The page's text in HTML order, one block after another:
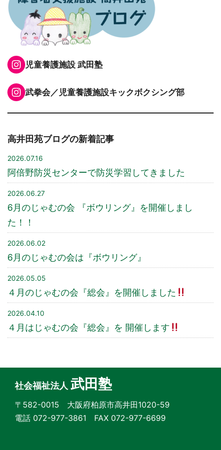
Instagram
児童養護施設 武田塾
Instagram
武拳会／児童養護施設キックボクシング部
高井田苑ブログの新着記事
2026.07.16
阿倍野防災センターで防災学習してきました
2026.06.27
6月のじゃむの会 『ボウリング』を開催しまし
た！！
2026.06.02
6月のじゃむの会は『ボウリング』
2026.05.05
４月のじゃむの会『総会』を開催しました
2026.04.10
４月はじゃむの会『総会』を 開催します
社会福祉法人 武田塾
〒582-0015 大阪府柏原市高井田1020-59
電話 072-977-3861 FAX 072-977-6699